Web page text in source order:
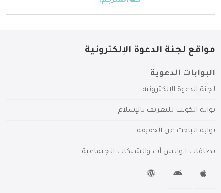
مواقع لجنة الدعوة الإلكترونية
البوابات الدعوية
لجنة الدعوة الإلكترونية
بوابة الكويت للتعريف بالإسلام
بوابة الباحث عن الحقيقة
بطاقات الواتس آب والشبكات الاجتماعية